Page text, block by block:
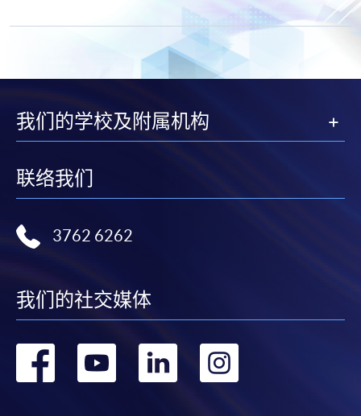
Certificate for Module (Global Strategy and Leadership for CPA
Programme Revision Course)
Certificate for Module (Financial Risk Management for CPA Programme
Certificate for Module (Strategic Management Accounting for CPA
Certificate for Module (Ethics and Governance for CPA Programme
Revision Course)
Course)
我们的学校及附属机构
联络我们
3762 6262
我们的社交媒体
转
转
转